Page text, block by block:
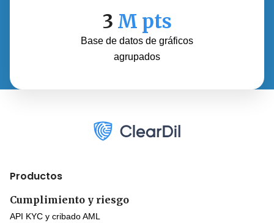
3 M pts
Base de datos de gráficos
agrupados
Productos
Cumplimiento y riesgo
API KYC y cribado AML